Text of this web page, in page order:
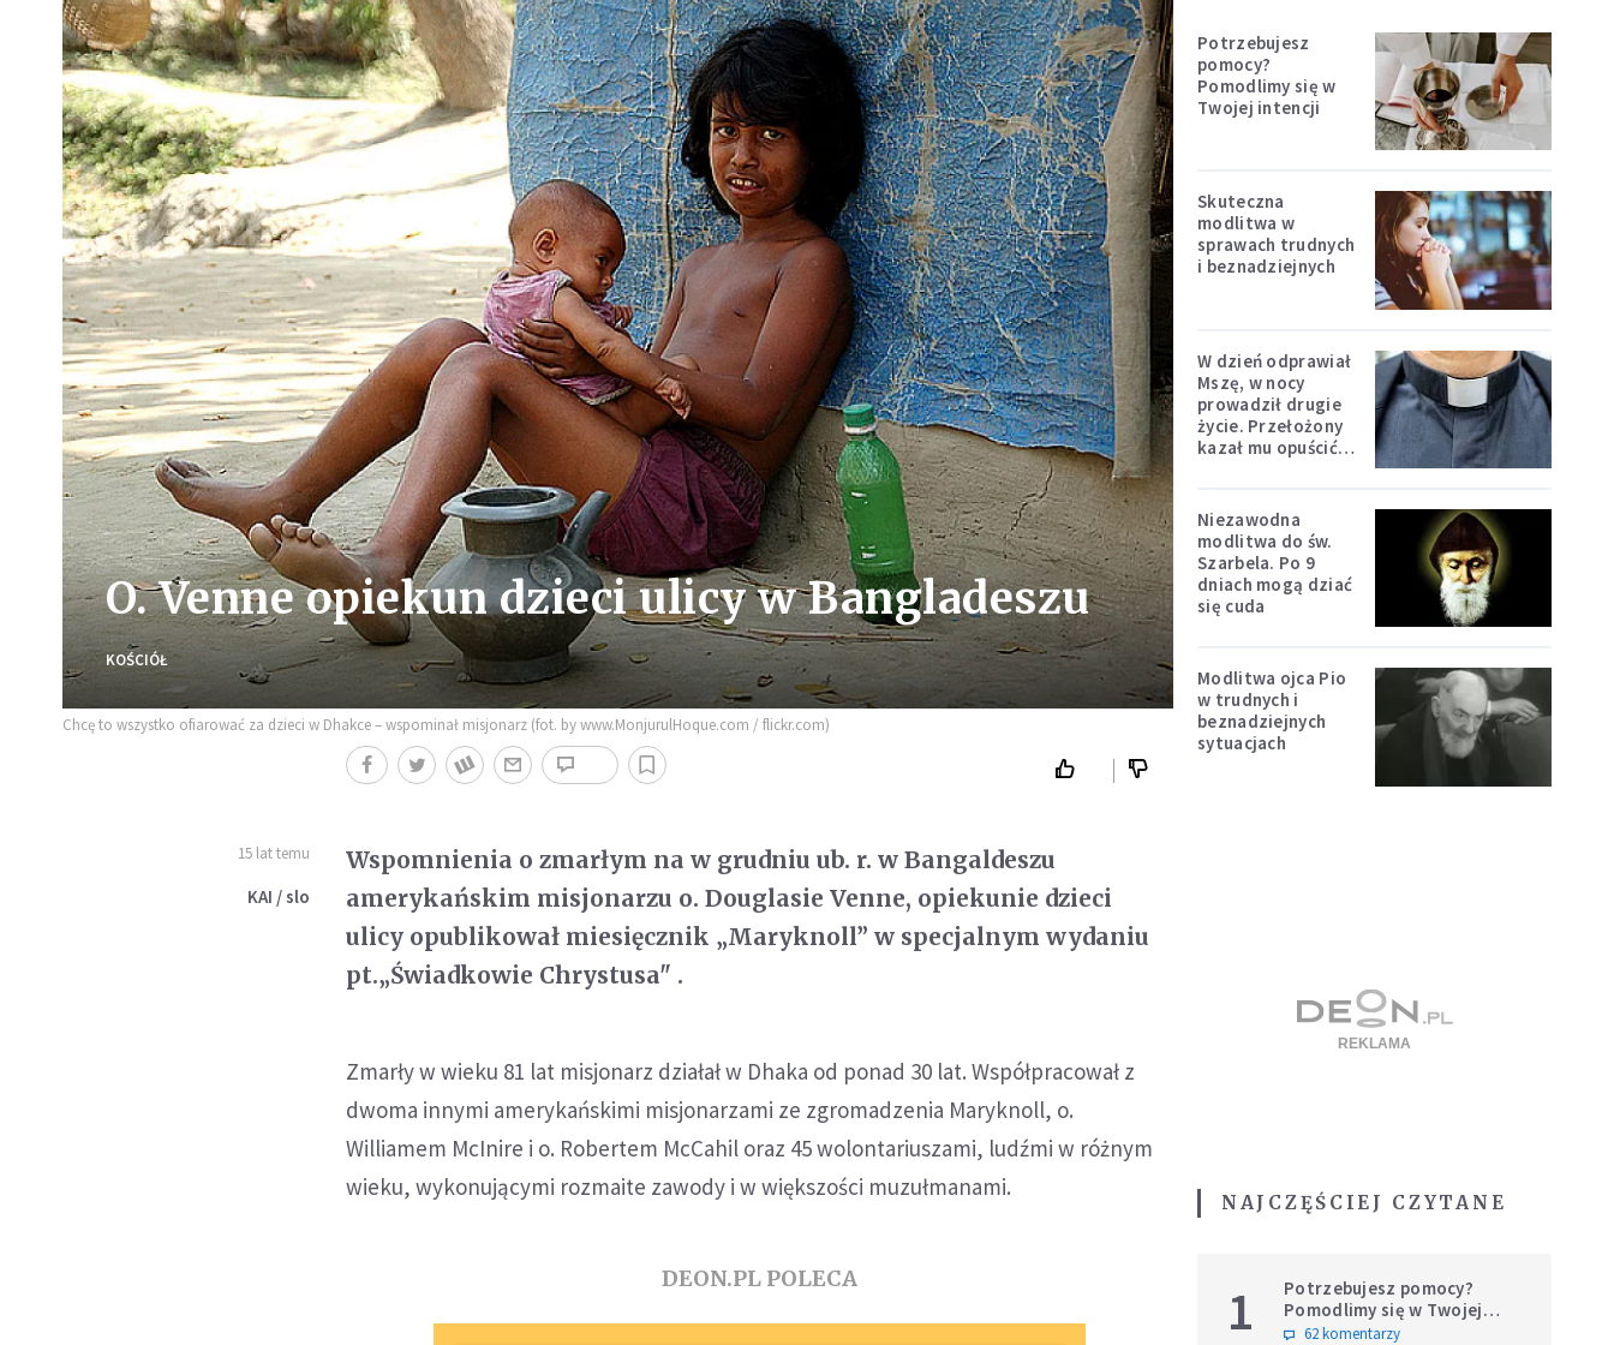
O. Venne opiekun dzieci ulicy w Bangladeszu
KOŚCIÓŁ
Chcę to wszystko ofiarować za dzieci w Dhakce – wspominał misjonarz (fot. by www.MonjurulHoque.com / flickr.com)
15 lat temu
KAI / slo
Wspomnienia o zmarłym na w grudniu ub. r. w Bangaldeszu
amerykańskim misjonarzu o. Douglasie Venne, opiekunie dzieci
ulicy opublikował miesięcznik „Maryknoll” w specjalnym wydaniu
pt.„Świadkowie Chrystusa" .
Zmarły w wieku 81 lat misjonarz działał w Dhaka od ponad 30 lat. Współpracował z
dwoma innymi amerykańskimi misjonarzami ze zgromadzenia Maryknoll, o.
Williamem McInire i o. Robertem McCahil oraz 45 wolontariuszami, ludźmi w różnym
wieku, wykonującymi rozmaite zawody i w większości muzułmanami.
DEON.PL POLECA
Potrzebujesz
pomocy?
Pomodlimy się w
Twojej intencji
Skuteczna
modlitwa w
sprawach trudnych
i beznadziejnych
W dzień odprawiał
Mszę, w nocy
prowadził drugie
życie. Przełożony
kazał mu opuścić
Niezawodna
modlitwa do św.
Szarbela. Po 9
dniach mogą dziać
się cuda
Modlitwa ojca Pio
w trudnych i
beznadziejnych
sytuacjach
NAJCZĘŚCIEJ CZYTANE
1
Potrzebujesz pomocy?
Pomodlimy się w Twojej
intencji
62 komentarzy